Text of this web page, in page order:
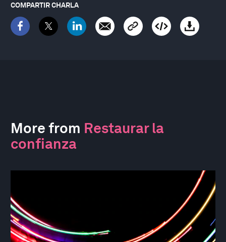
COMPARTIR CHARLA
More from Restaurar la
confianza